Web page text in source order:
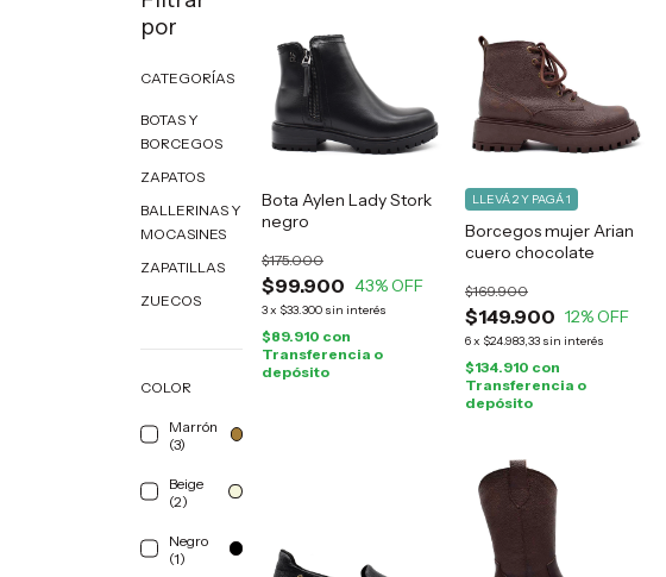
por
CATEGORÍAS
BOTAS Y
BORCEGOS
ZAPATOS
BALLERINAS Y
MOCASINES
ZAPATILLAS
ZUECOS
COLOR
Marrón
(3)
Beige
(2)
Negro
(1)
Bota Aylen Lady Stork
negro
$99.900
$175.000
43% OFF
3x $33.300 sin interés
$89.910 con
Transferencia o
depósito
Borcegos mujer Arian
cuero chocolate
$149.900
$169.900
12% OFF
6x $24.983,33 sin interés
LLEVÁ 2 Y PAGÁ 1
$134.910 con
Transferencia o
depósito